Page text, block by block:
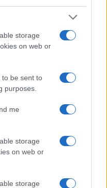
storage
on web or
to be sent to
purposes.
me
storage
on web or
storage
Privacy